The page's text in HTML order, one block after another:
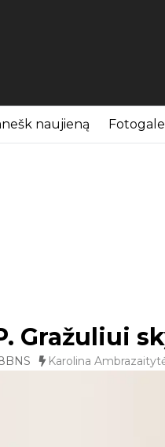
naujieną
Gražuliui
BNS Karolina